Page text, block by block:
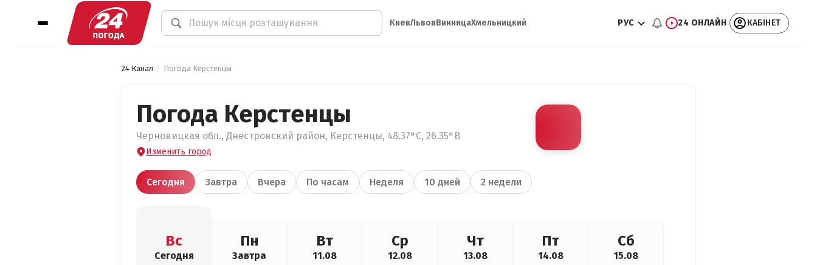
КиевЛьвовВинницаХмельницкий РУС 24 ОНЛАЙН КАБІНЕТ
24 Канал Погода Керстенцы
Погода Керстенцы
Черновицкая обл., Днестровский район, Керстенцы, 48.37°С, 26.35°В
Изменить город
Сегодня Завтра Вчера По часам Неделя 10 дней 2 недели
Вс
Сегодня
Пн
Завтра
Вт
11.08
Ср
12.08
Чт
13.08
Пт
14.08
Сб
15.08